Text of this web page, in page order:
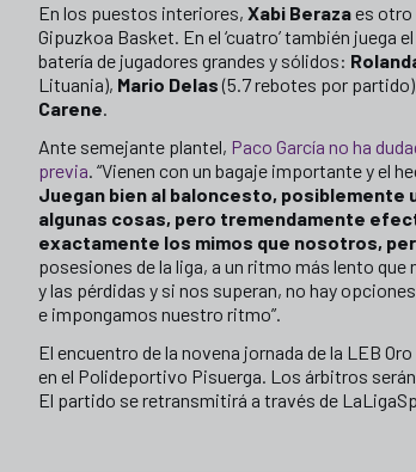
En los puestos interiores, Xabi Berazaes otro
Gipuzkoa Basket. En el ‘cuatro’ también juega
batería de jugadores grandes y sólidos:
Lituania), Mario Delas(5.7 rebotes por
Carene.
Ante semejante plantel, Paco García no ha
previa. “Vienen con un bagaje importante y el
Juegan bien al baloncesto,
algunas cosas, pero tremendamente
exactamente los mimos que nosotros,
posesiones de la liga, a un ritmo más lento
y las pérdidas y si nos superan, no hay
e impongamos nuestro ritmo”.
El encuentro de la novena jornada de la LEB
en el Polideportivo Pisuerga. Los árbitros
El partido se retransmitirá a través de